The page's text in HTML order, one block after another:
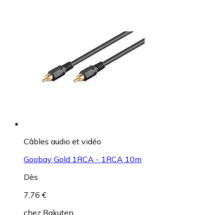
Câbles audio et vidéo
Goobay Gold 1RCA - 1RCA 10m
Dès
7,76 €
chez Rakuten